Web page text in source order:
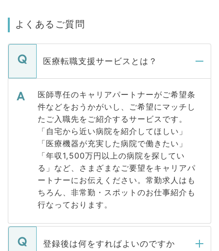
よくあるご質問
医療転職支援サービスとは？
医師専任のキャリアパートナーがご希望条
件などをおうかがいし、ご希望にマッチし
たご入職先をご紹介するサービスです。
「自宅から近い病院を紹介してほしい」
「医療機器が充実した病院で働きたい」
「年収1,500万円以上の病院を探してい
る」など、さまざまなご要望をキャリアパ
ートナーにお伝えください。常勤求人はも
ちろん、非常勤・スポットのお仕事紹介も
行なっております。
登録後は何をすればよいのですか